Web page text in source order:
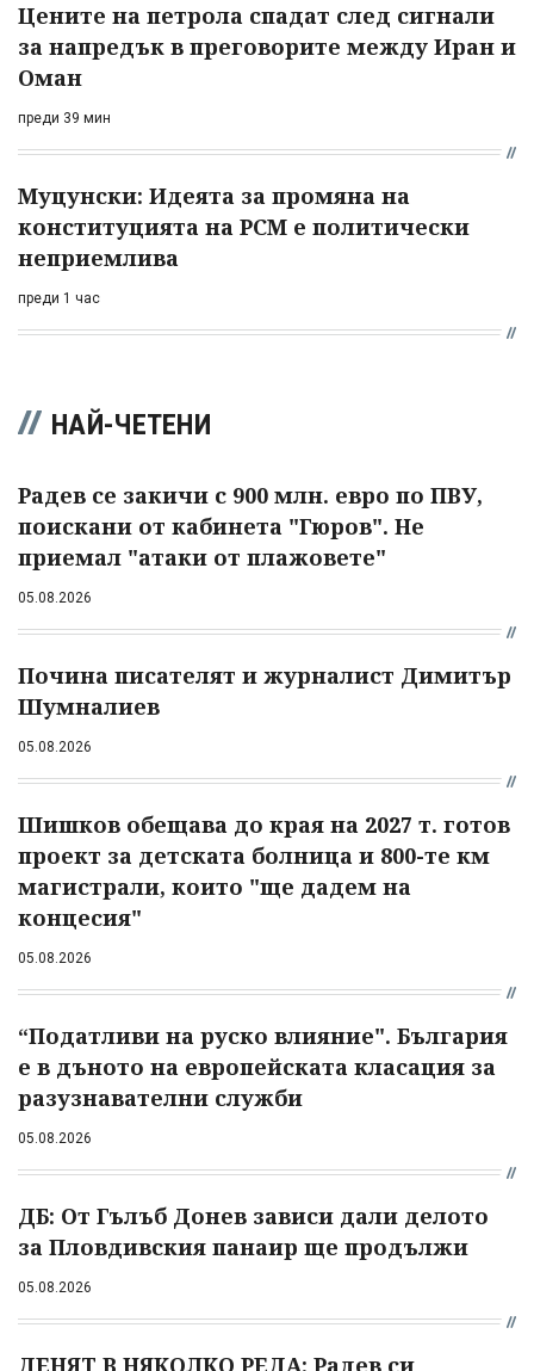
Цените на петрола спадат след сигнали
за напредък в преговорите между Иран и
Оман
преди 39 мин
Муцунски: Идеята за промяна на
конституцията на РСМ е политически
неприемлива
преди 1 час
НАЙ-ЧЕТЕНИ
Радев се закичи с 900 млн. евро по ПВУ,
поискани от кабинета "Гюров". Не
приемал "атаки от плажовете"
05.08.2026
Почина писателят и журналист Димитър
Шумналиев
05.08.2026
Шишков обещава до края на 2027 т. готов
проект за детската болница и 800-те км
магистрали, които "ще дадем на
концесия"
05.08.2026
“Податливи на руско влияние". България
е в дъното на европейската класация за
разузнавателни служби
05.08.2026
ДБ: От Гълъб Донев зависи дали делото
за Пловдивския панаир ще продължи
05.08.2026
ДЕНЯТ В НЯКОЛКО РЕДА: Радев си